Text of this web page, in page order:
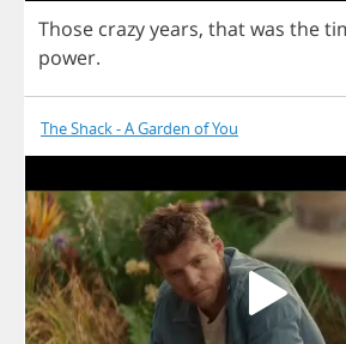
Those crazyyears, thatwas the
power.
The Shack - A Garden of You